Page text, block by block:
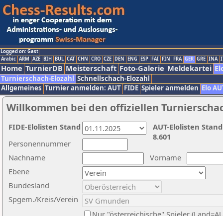
Logged on: Gast
Arabic ARM AZE BIH BUL CAT CHN CRO CZE DEN ENG ESP FAI FIN FRA GER GRE INA
Home TurnierDB Meisterschaft Foto-Galerie Meldekartei
Turnierschach-Elozahl Schnellschach-Elozahl
Allgemeines Turnier anmelden: AUT FIDE Spieler anmelden Elo
Willkommen bei den offiziellen
Nachname
Vorname
Ebene
Personennummer
Bundesland
Spgem./Kreis/Verein
Nur "österreichische" Spieler
AUT-Elolisten
8.601
FIDE-Elolisten Stand